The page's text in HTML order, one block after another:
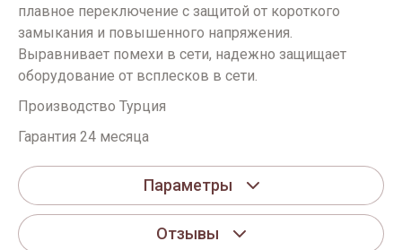
плавное переключение с защитой от короткого
замыкания и повышенного напряжения.
Выравнивает помехи в сети, надежно защищает
оборудование от всплесков в сети.
Производство Турция
Гарантия 24 месяца
Параметры
Отзывы